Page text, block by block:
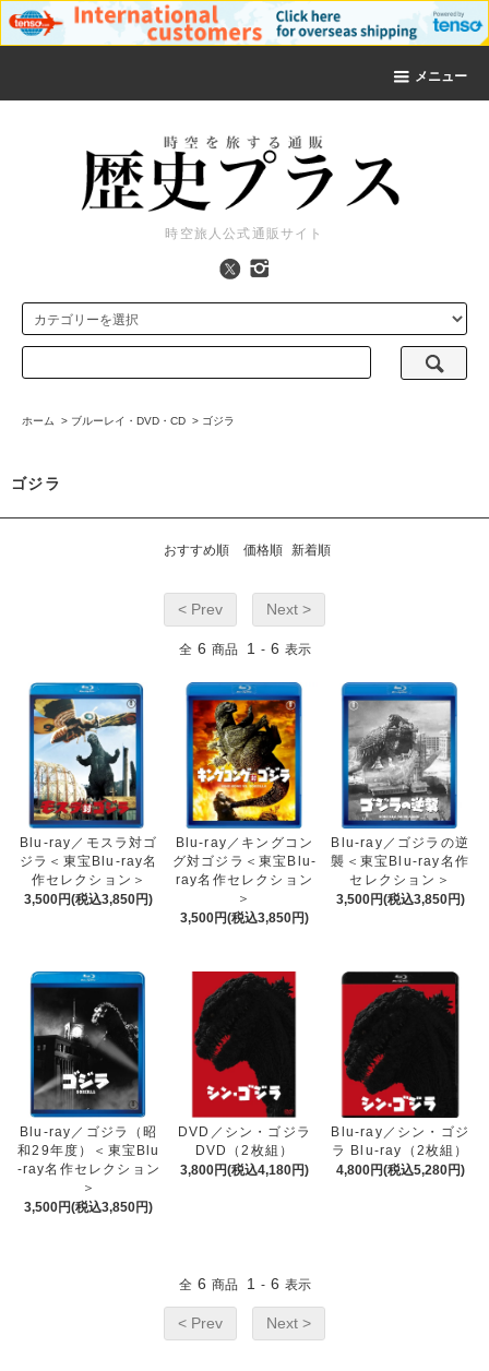
メニュー
時空旅人公式通販サイト
ホーム > ブルーレイ・DVD・CD > ゴジラ
ゴジラ
おすすめ順 価格順 新着順
< Prev Next >
全 6 商品 1 - 6 表示
Blu-ray／モスラ対ゴ
ジラ＜東宝Blu-ray名
作セレクション＞
3,500円(税込3,850円)
Blu-ray／キングコン
グ対ゴジラ＜東宝Blu-
ray名作セレクション
＞
3,500円(税込3,850円)
Blu-ray／ゴジラの逆
襲＜東宝Blu-ray名作
セレクション＞
3,500円(税込3,850円)
Blu-ray／ゴジラ（昭
和29年度）＜東宝Blu
-ray名作セレクション
＞
3,500円(税込3,850円)
DVD／シン・ゴジラ
DVD（2枚組）
3,800円(税込4,180円)
Blu-ray／シン・ゴジ
ラ Blu-ray（2枚組）
4,800円(税込5,280円)
全 6 商品 1 - 6 表示
< Prev Next >